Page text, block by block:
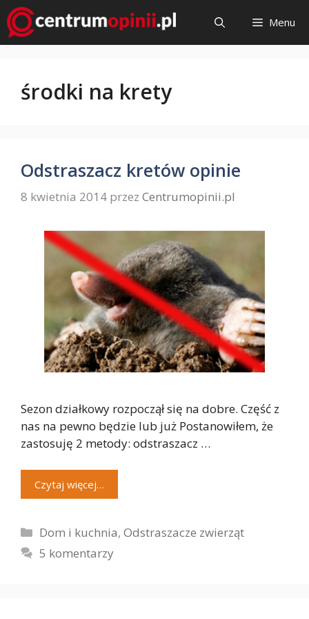
Przejdź
do
treści
Menu
środki na krety
Odstraszacz kretów opinie
8 kwietnia 2014 przez Centrumopinii.pl
Sezon działkowy rozpoczął się na dobre. Część z
nas na pewno będzie lub już Postanowiłem, że
zastosuję 2 metody: odstraszacz …
Czytaj więcej…
Kategorie
Dom i kuchnia,Odstraszacze zwierząt
5 komentarzy